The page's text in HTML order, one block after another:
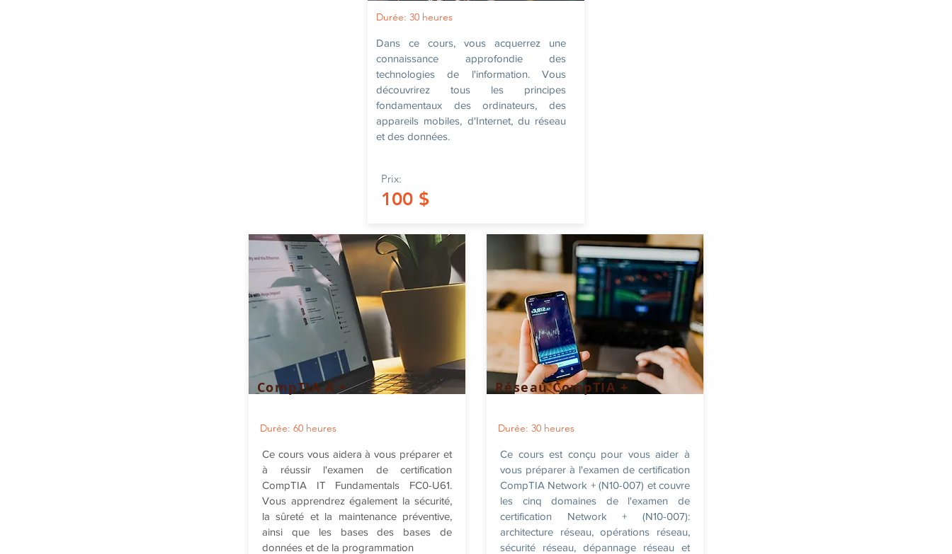
Durée: 30 heures
Dans ce cours, vous acquerrez une
connaissance approfondie des
technologies de l'information. Vous
découvrirez tous les principes
fondamentaux des ordinateurs, des
appareils mobiles, d'Internet, du réseau
et des données.
Prix:
100 $
CompTIA A +
Durée: 60 heures
Ce cours vous aidera à vous préparer et
à réussir l'examen de certification
CompTIA IT Fundamentals FC0-U61.
Vous apprendrez également la sécurité,
la sûreté et la maintenance préventive,
ainsi que les bases des bases de
données et de la programmation
Réseau CompTIA +
Durée: 30 heures
Ce cours est conçu pour vous aider à
vous préparer à l'examen de certification
CompTIA Network + (N10-007) et couvre
les cinq domaines de l'examen de
certification Network + (N10-007):
architecture réseau, opérations réseau,
sécurité réseau, dépannage réseau et